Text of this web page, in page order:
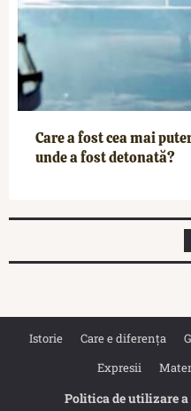
Care a fost cea mai
unde a fost detonată?
Istorie Care e diferența
Expresii
Politica de utilizare